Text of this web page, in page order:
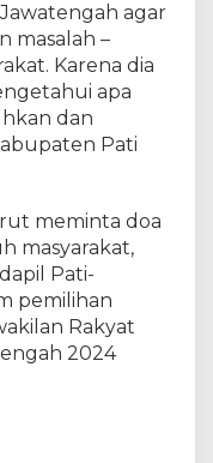
agar
masalah –
Karena dia
apa
dan
Pati
meminta doa
masyarakat,
Pati-
pemilihan
Rakyat
2024